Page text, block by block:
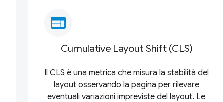
web
Cumulative Layout Shift (CLS)
Il CLS è una metrica che misura la stabilità del
layout osservando la pagina per rilevare
eventuali variazioni impreviste del layout. Le